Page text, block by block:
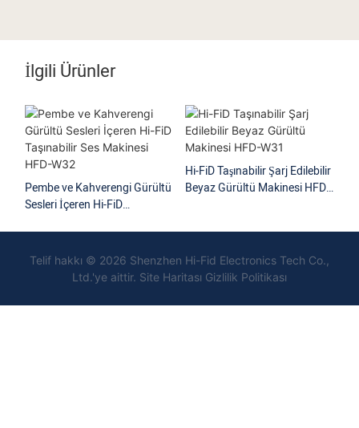
İlgili Ürünler
Pembe ve Kahverengi Gürültü
Sesleri İçeren Hi-FiD
Hi-FiD Taşınabilir Şarj Edilebilir
Beyaz Gürültü Makinesi HFD-
Telif hakkı © 2026 Shenzhen Hi-Fid Electronics Tech Co.,
Ltd.'ye aittir. Site Haritası Gizlilik Politikası